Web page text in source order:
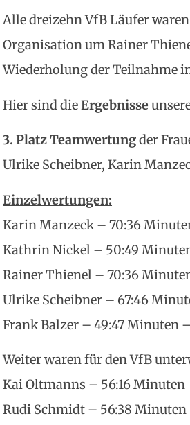
Alle dreizehn VfB Läufer
Organisation um Rainer
Wiederholung der Teilnahme
Hier sind dieErgebnisse
3. PlatzTeamwertungder
Ulrike Scheibner, Karin
Einzelwertungen:
Karin Manzeck – 70:36
Kathrin Nickel – 50:49
Rainer Thienel – 70:36
Ulrike Scheibner – 67:46
Frank Balzer – 49:47 Minuten
Weiter waren für den VfB
Kai Oltmanns – 56:16 Minuten
Rudi Schmidt – 56:38 Minuten